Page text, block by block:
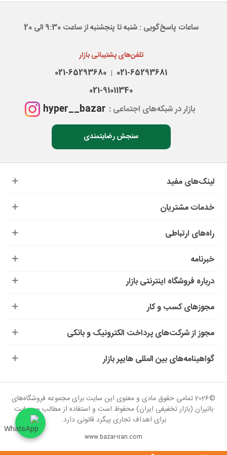
ساعات پاسخ‌گویی : شنبه تا پنجشنبه از ساعت 9:30 الی 20
تلفن‌های پشتیبانی بازار
021-65293681
|
021-65293680
021-91011340
بازار در شبکه‌های اجتماعی : hyper__bazar
سنجش رضایتمندی
لینک‌های مفید
خدمات مشتریان
راه‌های ارتباطی
خبرنامه
درباره‌ فروشگاه اینترنتی بازار
مجوزهای کسب و کار
مجوز از شرکت‌های پرداخت الکترونیک و بانکی
گواهینامه‌های بین المللی هایپر بازار
www.bazar-iran.com
©2026 تمامی حقوق مادی و معنوی این سایت برای مجموعه فروشگاه‌های
باتیران (بازار تخفیفی ایران) محفوظ است و استفاده از مطالب وب‌سایت
برای اهداف تجاری پیگرد قانونی دارد.